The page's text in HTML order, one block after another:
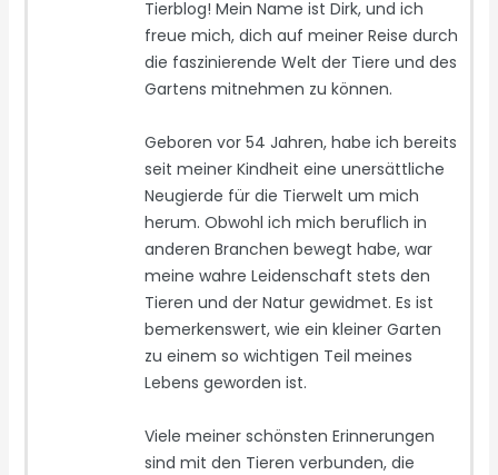
Tierblog! Mein Name ist Dirk, und ich
freue mich, dich auf meiner Reise durch
die faszinierende Welt der Tiere und des
Gartens mitnehmen zu können.
Geboren vor 54 Jahren, habe ich bereits
seit meiner Kindheit eine unersättliche
Neugierde für die Tierwelt um mich
herum. Obwohl ich mich beruflich in
anderen Branchen bewegt habe, war
meine wahre Leidenschaft stets den
Tieren und der Natur gewidmet. Es ist
bemerkenswert, wie ein kleiner Garten
zu einem so wichtigen Teil meines
Lebens geworden ist.
Viele meiner schönsten Erinnerungen
sind mit den Tieren verbunden, die